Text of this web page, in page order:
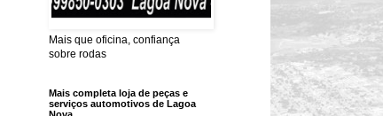
Mais que oficina, confiança
sobre rodas
Mais completa loja de peças e
serviços automotivos de Lagoa